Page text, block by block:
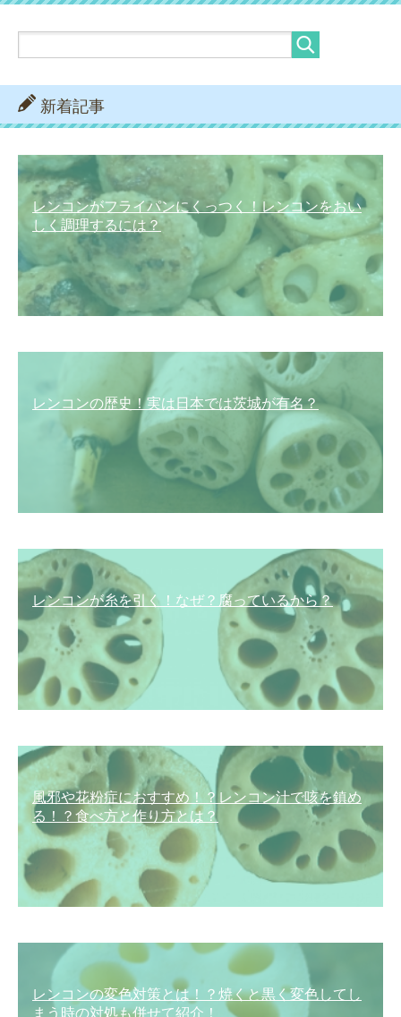
新着記事
レンコンがフライパンにくっつく！レンコンをおい
しく調理するには？
レンコンの歴史！実は日本では茨城が有名？
レンコンが糸を引く！なぜ？腐っているから？
風邪や花粉症におすすめ！？レンコン汁で咳を鎮め
る！？食べ方と作り方とは？
レンコンの変色対策とは！？焼くと黒く変色してし
まう時の対処も併せて紹介！